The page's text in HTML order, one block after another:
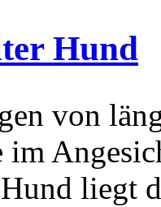
Hund
von
liegt